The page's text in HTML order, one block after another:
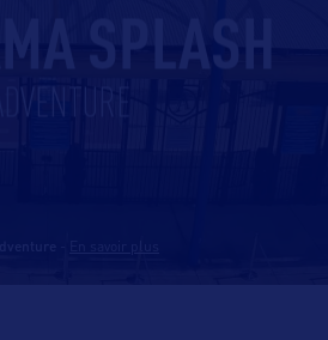
SPLASH
ADVENTURE